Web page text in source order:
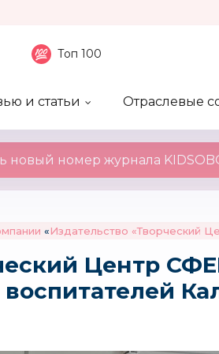
Топ 100
и статьи
Отраслевые
новый номер журнала
«Издательство «Творческий
Центр